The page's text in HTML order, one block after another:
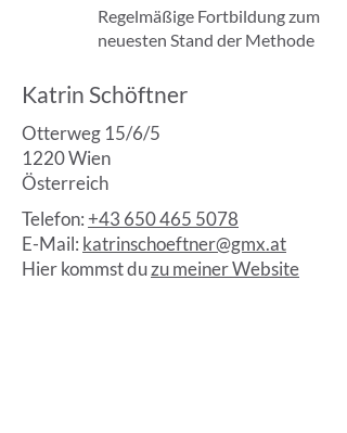
Regelmäßige Fortbildung zum
neuesten Stand der Methode
Katrin Schöftner
Otterweg 15/6/5
1220 Wien
Österreich
Telefon:+43 650 465 5078
E-Mail: katrinschoeftner@gmx.at
Hier kommst duzu meiner Website